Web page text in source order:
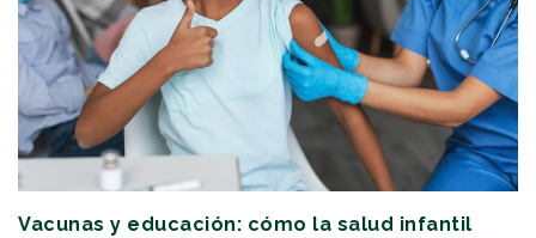
Vacunas y educación: cómo la salud infantil